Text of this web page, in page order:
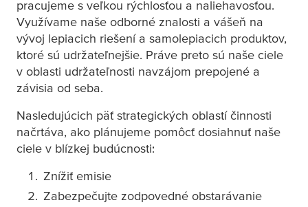
pracujeme s veľkou rýchlosťou a naliehavosťou.
Využívame naše odborné znalosti a vášeň na
vývoj lepiacich riešení a samolepiacich produktov,
ktoré sú udržateľnejšie. Práve preto sú naše ciele
v oblasti udržateľnosti navzájom prepojené a
závisia od seba.
Nasledujúcich päť strategických oblastí činnosti
načrtáva, ako plánujeme pomôcť dosiahnuť naše
ciele v blízkej budúcnosti:
Znížiť emisie
Zabezpečujte zodpovedné obstarávanie